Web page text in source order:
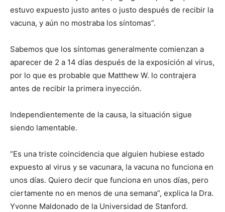
I've read and accept the Privacy Policy .
estuvo expuesto justo antes o justo después de recibir la
vacuna, y aún no mostraba los síntomas”.
Sabemos que los síntomas generalmente comienzan a
aparecer de 2 a 14 días después de la exposición al virus,
por lo que es probable que Matthew W. lo contrajera
antes de recibir la primera inyección.
Independientemente de la causa, la situación sigue
siendo lamentable.
“Es una triste coincidencia que alguien hubiese estado
expuesto al virus y se vacunara, la vacuna no funciona en
unos días. Quiero decir que funciona en unos días, pero
ciertamente no en menos de una semana”, explica la Dra.
Yvonne Maldonado de la Universidad de Stanford.